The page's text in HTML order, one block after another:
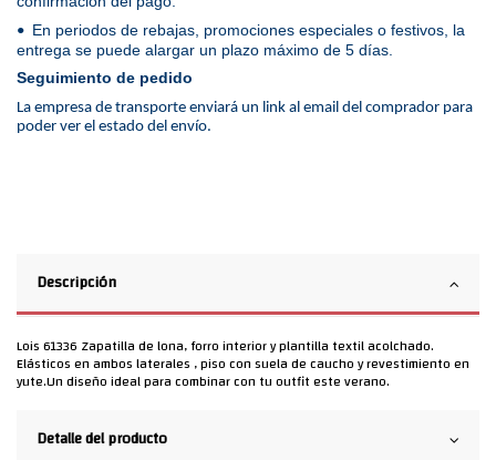
• En periodos de rebajas, promociones especiales o festivos, la
entrega se puede alargar un plazo máximo de 5 días.
Seguimiento de pedido
La empresa de transporte enviará un link al email del comprador para
poder ver el estado del envío.
Descripción
Lois 61336 Zapatilla de lona, forro interior y plantilla textil acolchado.
Elásticos en ambos laterales , piso con suela de caucho y revestimiento en
yute.Un diseño ideal para combinar con tu outfit este verano.
Detalle del producto